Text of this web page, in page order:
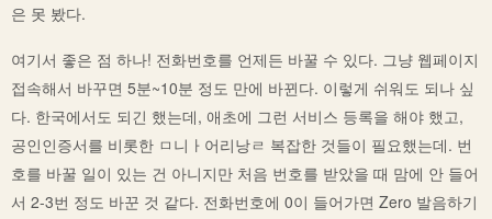
은 못 봤다.
여기서 좋은 점 하나! 전화번호를 언제든 바꿀 수 있다. 그냥 웹페이지
접속해서 바꾸면 5분~10분 정도 만에 바뀐다. 이렇게 쉬워도 되나 싶
다. 한국에서도 되긴 했는데, 애초에 그런 서비스 등록을 해야 했고,
공인인증서를 비롯한 ㅁ니ㅏ어리낭ㄹ 복잡한 것들이 필요했는데. 번
호를 바꿀 일이 있는 건 아니지만 처음 번호를 받았을 때 맘에 안 들어
서 2-3번 정도 바꾼 것 같다. 전화번호에 0이 들어가면 Zero 발음하기